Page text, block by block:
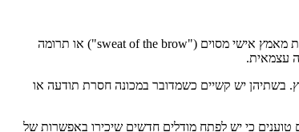
החלק האחרון של המאמר עוסק בדרישת המקוריות – תנאי מרכזי לזכויות יוצרים. לפי הגישה האנגלו-אמריקאית, מקוריות אינה מחייבת חדשנות מהותית אלא השקעת מאמץ אישי מסוים ("sweat of the brow") או תרומה
עצמאית.
בשתיהן יש קשיים כשמדובר במכונה חסרת תודעה או
טוענים כי יש לפתח מודלים חדשים שיכירו באפשרות של